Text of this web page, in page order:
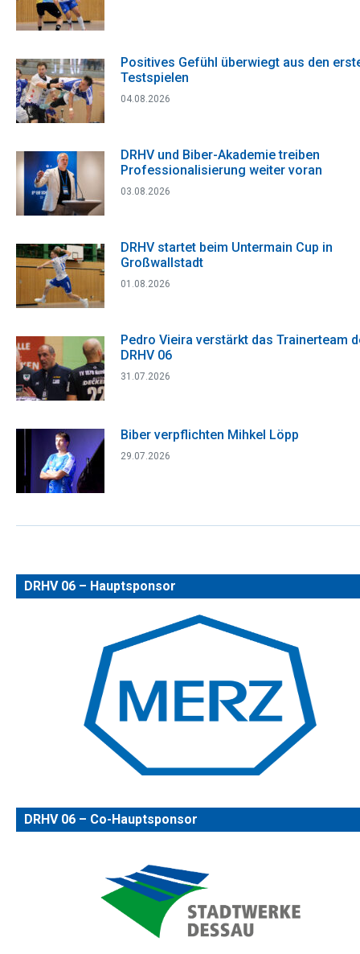
Positives Gefühl überwiegt aus den
Testspielen
04.08.2026
DRHV und Biber-Akademie treiben
Professionalisierung weiter voran
03.08.2026
DRHV startet beim Untermain Cup in
Großwallstadt
01.08.2026
Pedro Vieira verstärkt das Trainerteam
DRHV 06
31.07.2026
Biber verpflichten Mihkel Löpp
29.07.2026
DRHV 06 – Hauptsponsor
DRHV 06 – Co-Hauptsponsor